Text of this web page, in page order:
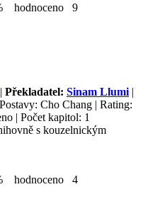
hodnoceno 9
| Překladatel: Sinam Llumi |
Cho Chang | Rating:
| Počet kapitol: 1
s kouzelnickým
hodnoceno 4